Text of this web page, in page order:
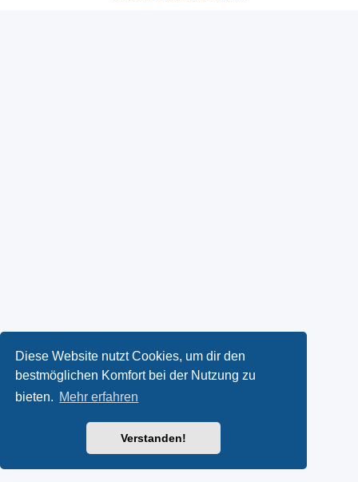
Diese Website nutzt Cookies, um dir den
bestmöglichen Komfort bei der Nutzung zu
bieten. Mehr erfahren
Verstanden!